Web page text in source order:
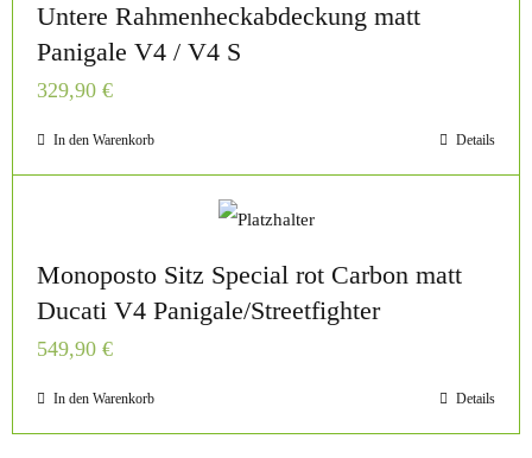
Untere Rahmenheckabdeckung matt
Panigale V4 / V4 S
329,90 €
In den Warenkorb Details
Monoposto Sitz Special rot Carbon matt
Ducati V4 Panigale/Streetfighter
549,90 €
In den Warenkorb Details